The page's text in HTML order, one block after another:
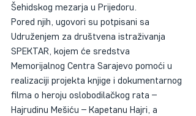
Šehidskog mezarja u Prijedoru.
Pored njih, ugovori su potpisani sa
Udruženjem za društvena istraživanja
SPEKTAR, kojem će sredstva
Memorijalnog Centra Sarajevo pomoći u
realizaciji projekta knjige i dokumentarnog
filma o heroju oslobodilačkog rata –
Hajrudinu Mešiću – Kapetanu Hajri, a